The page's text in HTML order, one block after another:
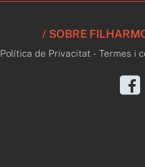
/ SOBRE
Política de Privacitat - Termes i